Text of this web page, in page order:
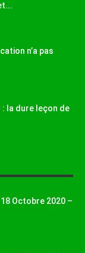
n’a pas
: la dure leçon de
Octobre 2020 –